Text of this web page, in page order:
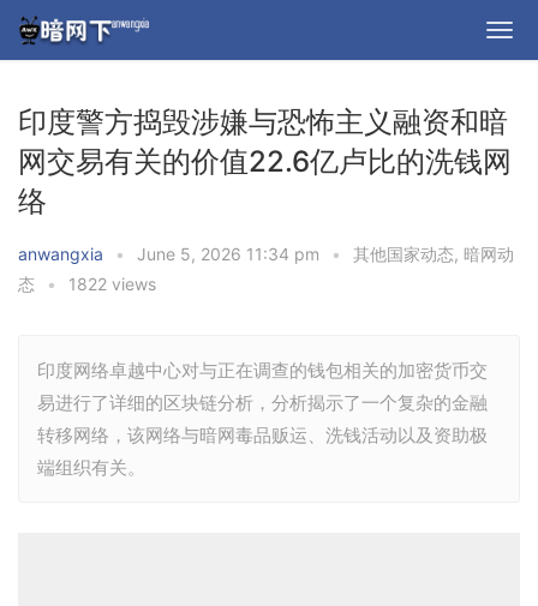
印度警方捣毁涉嫌与恐怖主义融资和暗
网交易有关的价值22.6亿卢比的洗钱网
络
anwangxia • June 5, 2026 11:34 pm • 其他国家动态, 暗网动
态
• 1822 views
印度网络卓越中心对与正在调查的钱包相关的加密货币交
易进行了详细的区块链分析，分析揭示了一个复杂的金融
转移网络，该网络与暗网毒品贩运、洗钱活动以及资助极
端组织有关。